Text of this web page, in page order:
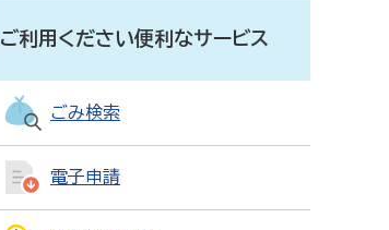
ご利用ください便利なサービス
ごみ検索
電子申請